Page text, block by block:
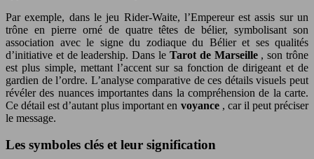
Par exemple, dans le jeu Rider-Waite, l’Empereur est assis sur un
trône en pierre orné de quatre têtes de bélier, symbolisant son
association avec le signe du zodiaque du Bélier et ses qualités
d’initiative et de leadership. Dans le Tarot de Marseille , son trône
est plus simple, mettant l’accent sur sa fonction de dirigeant et de
gardien de l’ordre. L’analyse comparative de ces détails visuels peut
révéler des nuances importantes dans la compréhension de la carte.
Ce détail est d’autant plus important en voyance , car il peut préciser
le message.
Les symboles clés et leur signification